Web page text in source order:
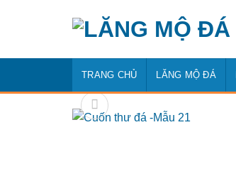
dung
TRANG CHỦ LĂNG MỘ ĐÁ